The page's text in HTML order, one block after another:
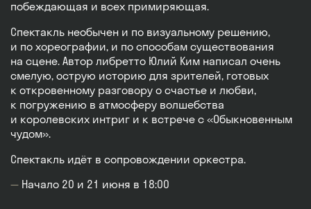
побеждающая и всех примиряющая.
Спектакль необычен и по визуальному решению,
и по хореографии, и по способам существования
на сцене. Автор либретто Юлий Ким написал очень
смелую, острую историю для зрителей, готовых
к откровенному разговору о счастье и любви,
к погружению в атмосферу волшебства
и королевских интриг и к встрече с «Обыкновенным
чудом».
Спектакль идёт в сопровождении оркестра.
Начало 20 и 21 июня в 18:00